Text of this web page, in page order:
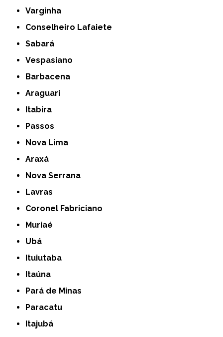
Varginha
Conselheiro Lafaiete
Sabará
Vespasiano
Barbacena
Araguari
Itabira
Passos
Nova Lima
Araxá
Nova Serrana
Lavras
Coronel Fabriciano
Muriaé
Ubá
Ituiutaba
Itaúna
Pará de Minas
Paracatu
Itajubá